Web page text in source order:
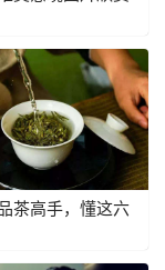
茶高手，懂这六